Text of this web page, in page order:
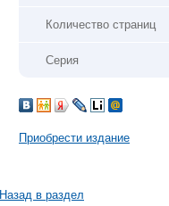
Количество страниц
Серия
Приобрести издание
Назад в раздел